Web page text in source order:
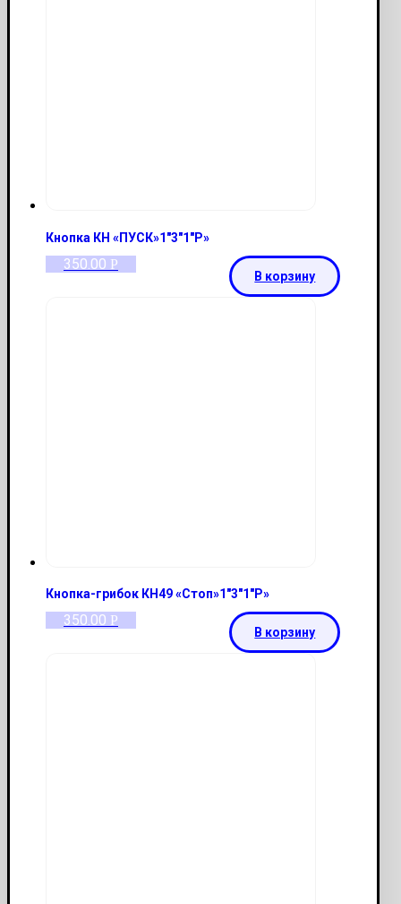
Кнопка КН «ПУСК»1″3″1″Р»
350.00 Р
В корзину
Кнопка-грибок КН49 «Стоп»1″3″1″Р»
350.00 Р
В корзину